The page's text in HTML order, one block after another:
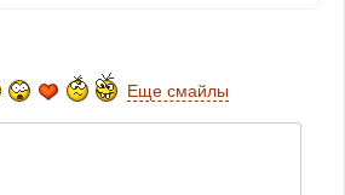
Еще смайлы